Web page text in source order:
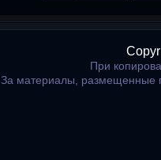
При
За материалы, размещенные